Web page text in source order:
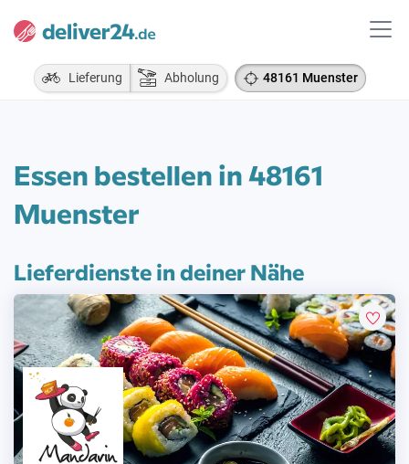
Lieferung Abholung 48161 Muenster
Essen bestellen in 48161
Muenster
Lieferdienste in deiner Nähe